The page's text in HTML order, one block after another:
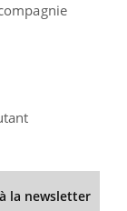
la newsletter